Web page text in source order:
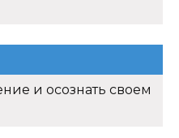
и осознать своем